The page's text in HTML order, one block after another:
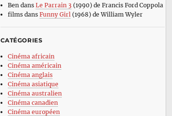
Ben dans Le Parrain 3 (1990) de Francis Ford Coppola
filmsdans Funny Girl (1968) de William Wyler
CATÉGORIES
Cinéma africain
Cinéma américain
Cinéma anglais
Cinéma asiatique
Cinéma australien
Cinéma canadien
Cinéma européen